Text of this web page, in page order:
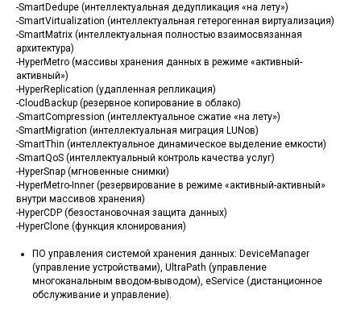
-SmartDedupe (интеллектуальная дедупликация «на лету»)
-SmartVirtualization (интеллектуальная гетерогенная виртуализация)
-SmartMatrix (интеллектуальная полностью взаимосвязанная
архитектура)
-HyperMetro (массивы хранения данных в режиме «активный-
активный»)
-HyperReplication (удапленная репликация)
-CloudBackup (резервное копирование в облако)
-SmartCompression (интеллектуальное сжатие «на лету»)
-SmartMigration (интеллектуальная миграция LUNов)
-SmartThin (интеллектуальное динамическое выделение емкости)
-SmartQoS (интеллектуальный контроль качества услуг)
-HyperSnap (мгновенные снимки)
-HyperMetro-Inner (резервирование в режиме «активный-активный»
внутри массивов хранения)
-HyperCDP (безостановочная защита данных)
-HyperClone (функция клонирования)
ПО управления системой хранения данных: DeviceManager
(управление устройствами), UltraPath (управление
многоканальным вводом-выводом), eService (дистанционное
обслуживание и управление).